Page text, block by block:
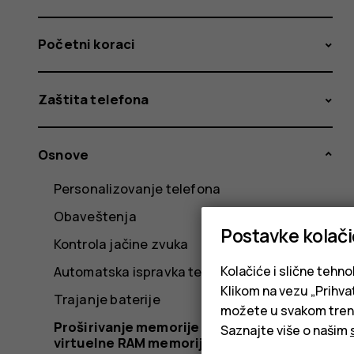
Početni koraci
Zaštita telefona
Osnove
Personalizovanje telefona
Obaveštenja
Kontrola jačine zvuka
Automatska ispravka teksta
Trajanje baterije
Proširivanje memorije telefona pomoću
virtuelne RAM memorije
Postavke
Kolačiće i slične
Klikom na vezu
možete u svakom
Saznajte više o našim